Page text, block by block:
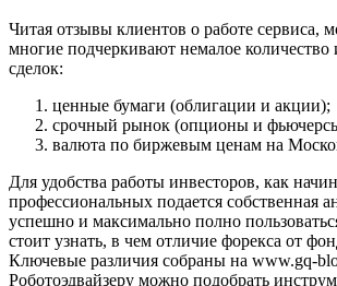
Читая отзывы клиентов о работе сервиса,
многие подчеркивают немалое количество
сделок:
ценные бумаги (облигации и акции);
срочный рынок (опционы и
валюта по биржевым ценам на
Для удобства работы инвесторов, как
профессиональных подается собственная
успешно и максимально полно
стоит узнать, в чем отличие форекса от
Ключевые различия собраны на www.gq-
Роботоэдвайзеру можно подобрать